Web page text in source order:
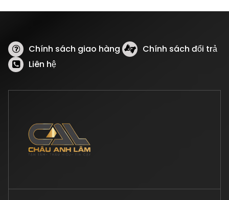
Chính sách giao hàng
Chính sách đổi trả
Liên hệ